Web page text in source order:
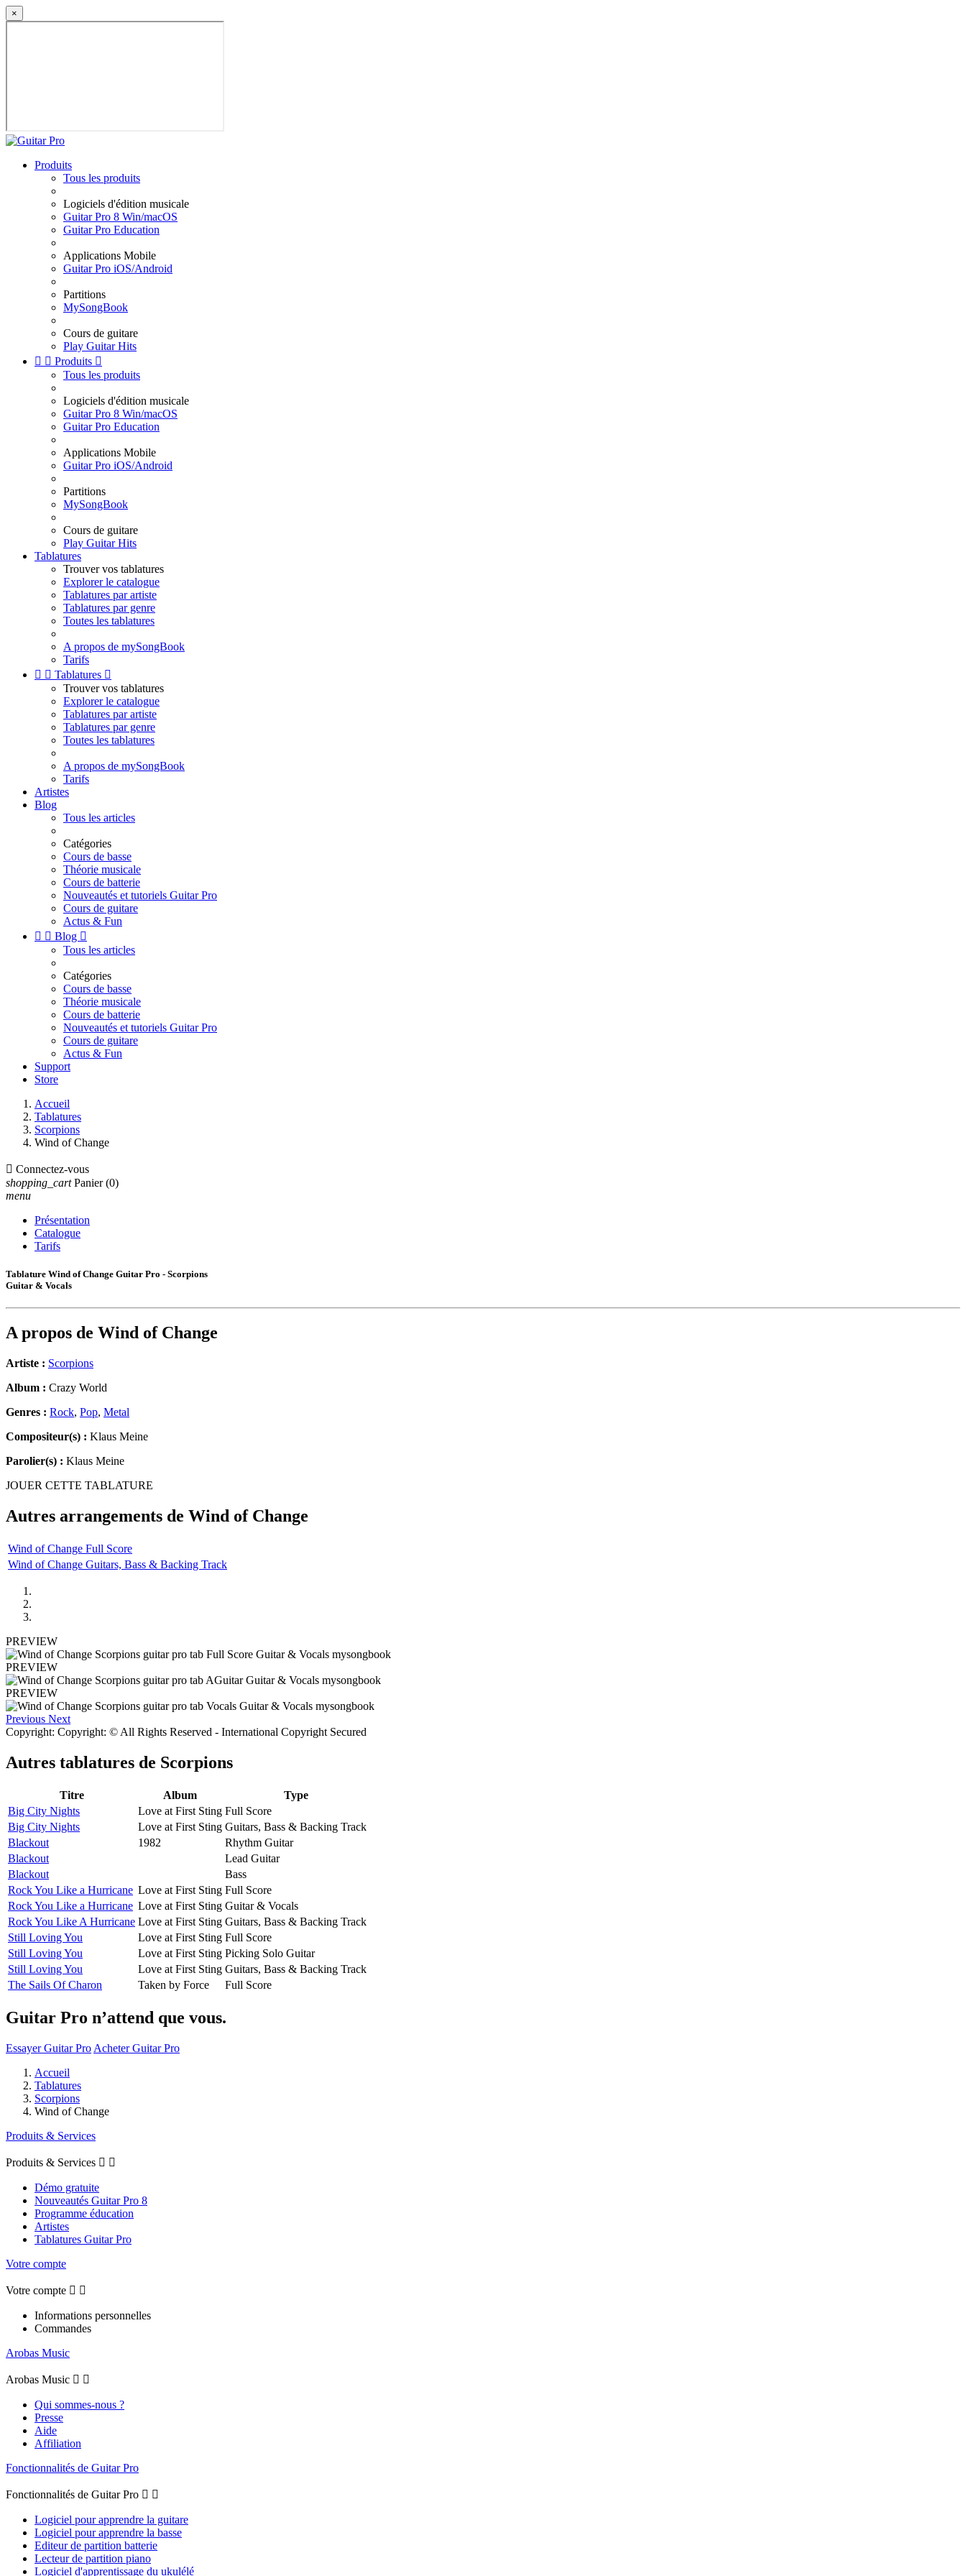
×
Produits
Tous les produits
Logiciels d'édition musicale
Guitar Pro 8 Win/macOS
Guitar Pro Education
Applications Mobile
Guitar Pro iOS/Android
Partitions
MySongBook
Cours de guitare
Play Guitar Hits
  Produits 
Tous les produits
Logiciels d'édition musicale
Guitar Pro 8 Win/macOS
Guitar Pro Education
Applications Mobile
Guitar Pro iOS/Android
Partitions
MySongBook
Cours de guitare
Play Guitar Hits
Tablatures
Trouver vos tablatures
Explorer le catalogue
Tablatures par artiste
Tablatures par genre
Toutes les tablatures
A propos de mySongBook
Tarifs
  Tablatures 
Trouver vos tablatures
Explorer le catalogue
Tablatures par artiste
Tablatures par genre
Toutes les tablatures
A propos de mySongBook
Tarifs
Artistes
Blog
Tous les articles
Catégories
Cours de basse
Théorie musicale
Cours de batterie
Nouveautés et tutoriels Guitar Pro
Cours de guitare
Actus & Fun
  Blog 
Tous les articles
Catégories
Cours de basse
Théorie musicale
Cours de batterie
Nouveautés et tutoriels Guitar Pro
Cours de guitare
Actus & Fun
Support
Store
Accueil
Tablatures
Scorpions
Wind of Change
 Connectez-vous
shopping_cart Panier (0)
menu
Présentation
Catalogue
Tarifs
Tablature Wind of Change Guitar Pro - Scorpions
Guitar & Vocals
A propos de Wind of Change
Artiste : Scorpions
Album : Crazy World
Genres : Rock, Pop, Metal
Compositeur(s) : Klaus Meine
Parolier(s) : Klaus Meine
JOUER CETTE TABLATURE
Autres arrangements de Wind of Change
Wind of Change Full Score
Wind of Change Guitars, Bass & Backing Track
PREVIEW
PREVIEW
PREVIEW
Previous Next
Copyright: Copyright: © All Rights Reserved - International Copyright Secured
Autres tablatures de Scorpions
Titre Album
Type
Big City Nights
Love at First Sting Full Score
Big City Nights
Love at First Sting Guitars, Bass & Backing Track
Blackout
1982
Rhythm Guitar
Blackout
Lead Guitar
Blackout
Bass
Rock You Like a Hurricane Love at First Sting Full Score
Rock You Like a Hurricane Love at First Sting Guitar & Vocals
Rock You Like A Hurricane Love at First Sting Guitars, Bass & Backing Track
Still Loving You
Love at First Sting Full Score
Still Loving You
Love at First Sting Picking Solo Guitar
Still Loving You
Love at First Sting Guitars, Bass & Backing Track
The Sails Of Charon
Taken by Force Full Score
Guitar Pro n’attend que vous.
Essayer Guitar Pro Acheter Guitar Pro
Accueil
Tablatures
Scorpions
Wind of Change
Produits & Services
Produits & Services  
Démo gratuite
Nouveautés Guitar Pro 8
Programme éducation
Artistes
Tablatures Guitar Pro
Votre compte
Votre compte  
Informations personnelles
Commandes
Arobas Music
Arobas Music  
Qui sommes-nous ?
Presse
Aide
Affiliation
Fonctionnalités de Guitar Pro
Fonctionnalités de Guitar Pro  
Logiciel pour apprendre la guitare
Logiciel pour apprendre la basse
Editeur de partition batterie
Lecteur de partition piano
Logiciel d'apprentissage du ukulélé